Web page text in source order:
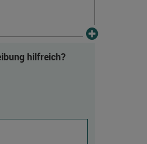
hilfreich?